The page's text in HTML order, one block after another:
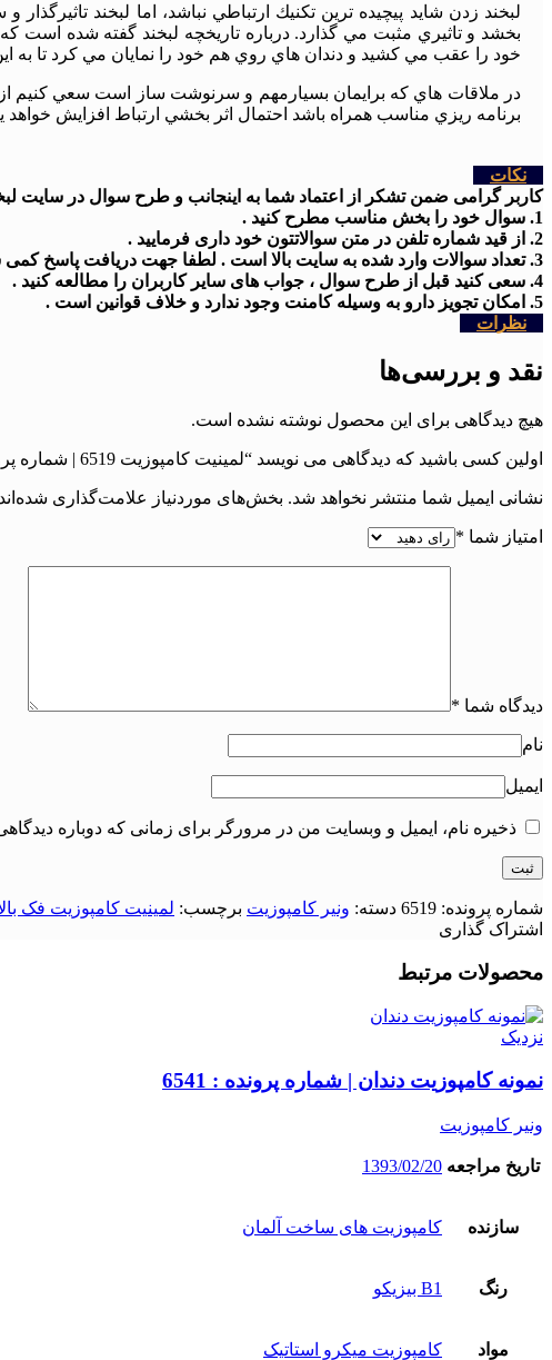
لبخند زدن شايد پيچيده ترين تكنيك ارتباطي نباشد، اما لبخند
بخشد و تاثيري مثبت مي گذارد. درباره تاريخچه لبخند گفته شده است
خود را عقب مي كشيد و دندان هاي روي هم خود را نمايان مي كرد تا به
در ملاقات هاي كه برايمان بسيارمهم و سرنوشت ساز است سعي كنيم از
برنامه ريزي مناسب همراه باشد احتمال اثر بخشي ارتباط افزايش خواهد
نکات
کاربر گرامی ضمن تشکر از اعتماد شما به اینجانب و طرح سوال در سایت
1. سوال خود را بخش مناسب مطرح کنید .
2. از قید شماره تلفن در متن سوالاتتون خود داری فرمایید .
3. تعداد سوالات وارد شده به سایت بالا است . لطفا جهت دریافت پاسخ کمی شکیبا باشید
4. سعی کنید قبل از طرح سوال ، جواب های سایر کاربران را مطالعه کنید .
5. امکان تجویز دارو به وسیله کامنت وجود ندارد و خلاف قوانین است .
نظرات
نقد و بررسی‌ها
هیچ دیدگاهی برای این محصول نوشته نشده است.
اولین کسی باشید که دیدگاهی می نویسد “لمینیت کامپوزیت 6519 | شماره پرونده : 6519”
نشانی ایمیل شما منتشر نخواهد شد. بخش‌های موردنیاز علامت‌گذاری شده‌اند
امتیاز شما *
دیدگاه شما *
نام
ایمیل
ذخیره نام، ایمیل و وبسایت من در مرورگر برای زمانی که دوباره
شماره پرونده: 6519 دسته: ونیر کامپوزیت برچسب: لمینیت کامپوزیت فک
اشتراک گذاری
محصولات مرتبط
نزدیک
نمونه کامپوزیت دندان | شماره پرونده : 6541
ونیر کامپوزیت
تاریخ مراجعه 1393/02/20
سازنده کامپوزیت های ساخت آلمان
رنگ B1 بیزیکو
مواد کامپوزیت میکرو استاتیک